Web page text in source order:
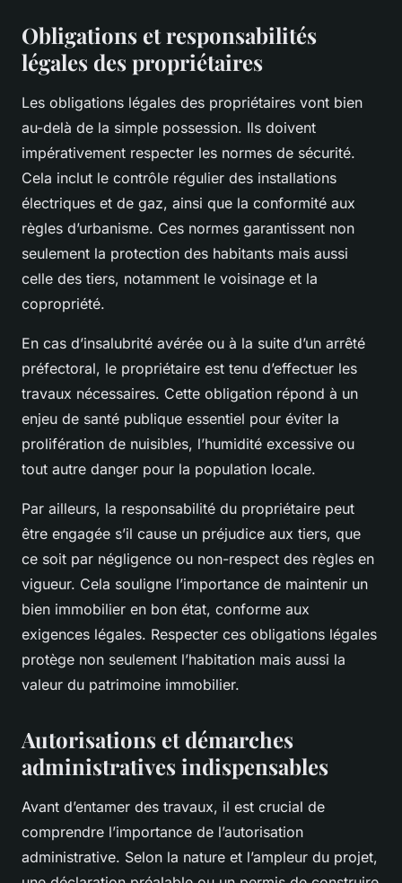
Obligations et responsabilités
légales des propriétaires
Les obligations légales des propriétaires vont bien
au-delà de la simple possession. Ils doivent
impérativement respecter les normes de sécurité.
Cela inclut le contrôle régulier des installations
électriques et de gaz, ainsi que la conformité aux
règles d’urbanisme. Ces normes garantissent non
seulement la protection des habitants mais aussi
celle des tiers, notamment le voisinage et la
copropriété.
En cas d’insalubrité avérée ou à la suite d’un arrêté
préfectoral, le propriétaire est tenu d’effectuer les
travaux nécessaires. Cette obligation répond à un
enjeu de santé publique essentiel pour éviter la
prolifération de nuisibles, l’humidité excessive ou
tout autre danger pour la population locale.
Par ailleurs, la responsabilité du propriétaire peut
être engagée s’il cause un préjudice aux tiers, que
ce soit par négligence ou non-respect des règles en
vigueur. Cela souligne l’importance de maintenir un
bien immobilier en bon état, conforme aux
exigences légales. Respecter ces obligations légales
protège non seulement l’habitation mais aussi la
valeur du patrimoine immobilier.
Autorisations et démarches
administratives indispensables
Avant d’entamer des travaux, il est crucial de
comprendre l’importance de l’autorisation
administrative. Selon la nature et l’ampleur du projet,